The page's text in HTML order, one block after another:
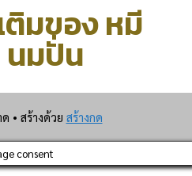
มของ หมี
นมปั่น
• สร้างด้วย สร้างกด
consent